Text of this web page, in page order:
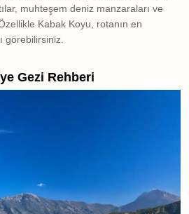
muhteşem deniz manzaraları ve
Kabak Koyu, rotanın en
görebilirsiniz.
Gezi Rehberi